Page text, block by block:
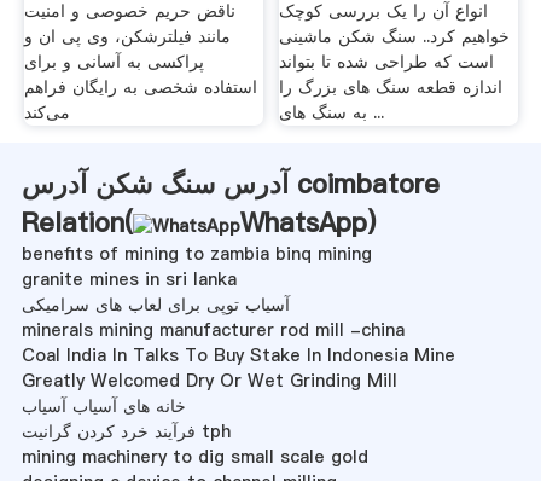
ناقض حریم خصوصی و امنیت
مانند فیلترشکن، وی پی ان و
پراکسی به آسانی و برای
استفاده شخصی به رایگان فراهم
می‌کند
انواع آن را یک بررسی کوچک
خواهیم کرد.. سنگ شکن ماشینی
است که طراحی شده تا بتواند
اندازه قطعه سنگ های بزرگ را
به سنگ های ...
آدرس سنگ شکن آدرس coimbatore
Relation(
WhatsApp)
benefits of mining to zambia binq mining
granite mines in sri lanka
آسیاب توپی برای لعاب های سرامیکی
minerals mining manufacturer rod mill -china
Coal India In Talks To Buy Stake In Indonesia Mine
Greatly Welcomed Dry Or Wet Grinding Mill
خانه های آسیاب آسیاب
فرآیند خرد کردن گرانیت tph
mining machinery to dig small scale gold